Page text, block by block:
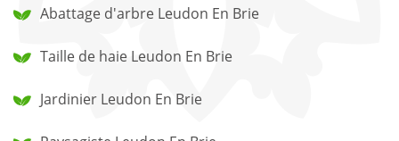
Abattage d'arbre Leudon En Brie
Taille de haie Leudon En Brie
Jardinier Leudon En Brie